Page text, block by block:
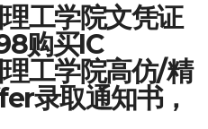
工学院文凭证
购买IC
工学院高仿/精
录取通知书，